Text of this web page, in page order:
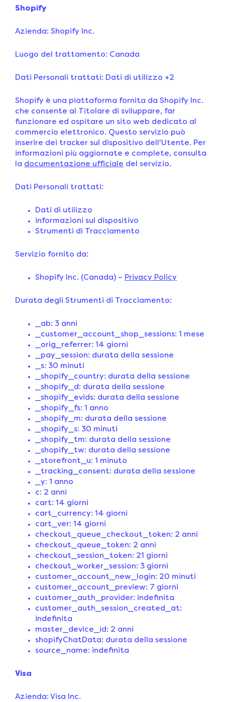
Shopify
Azienda: Shopify Inc.
Luogo del trattamento: Canada
Dati Personali trattati: Dati di utilizzo +2
Shopify è una piattaforma fornita da Shopify Inc.
che consente al Titolare di sviluppare, far
funzionare ed ospitare un sito web dedicato al
commercio elettronico. Questo servizio può
inserire dei tracker sul dispositivo dell'Utente. Per
informazioni più aggiornate e complete, consulta
la documentazione ufficiale del servizio.
Dati Personali trattati:
Dati di utilizzo
informazioni sul dispositivo
Strumenti di Tracciamento
Servizio fornito da:
Shopify Inc. (Canada) – Privacy Policy
Durata degli Strumenti di Tracciamento:
_ab: 3 anni
_customer_account_shop_sessions: 1 mese
_orig_referrer: 14 giorni
_pay_session: durata della sessione
_s: 30 minuti
_shopify_country: durata della sessione
_shopify_d: durata della sessione
_shopify_evids: durata della sessione
_shopify_fs: 1 anno
_shopify_m: durata della sessione
_shopify_s: 30 minuti
_shopify_tm: durata della sessione
_shopify_tw: durata della sessione
_storefront_u: 1 minuto
_tracking_consent: durata della sessione
_y: 1 anno
c: 2 anni
cart: 14 giorni
cart_currency: 14 giorni
cart_ver: 14 giorni
checkout_queue_checkout_token: 2 anni
checkout_queue_token: 2 anni
checkout_session_token: 21 giorni
checkout_worker_session: 3 giorni
customer_account_new_login: 20 minuti
customer_account_preview: 7 giorni
customer_auth_provider: indefinita
customer_auth_session_created_at:
indefinita
master_device_id: 2 anni
shopifyChatData: durata della sessione
source_name: indefinita
Visa
Azienda: Visa Inc.